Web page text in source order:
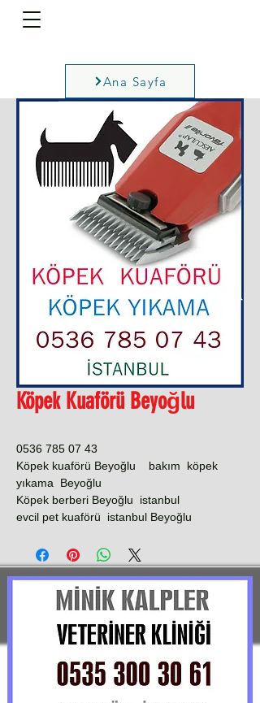
Ana Sayfa
Köpek Kuaförü Beyoğlu
0536 785 07 43
Köpek kuaförü Beyoğlu bakım köpek
yıkama Beyoğlu
Köpek berberi Beyoğlu istanbul
evcil pet kuaförü istanbul Beyoğlu